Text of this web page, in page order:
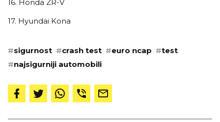
16. Honda ZR-V
17. Hyundai Kona
#sigurnost #crash test #euro ncap #test
#najsigurniji automobili